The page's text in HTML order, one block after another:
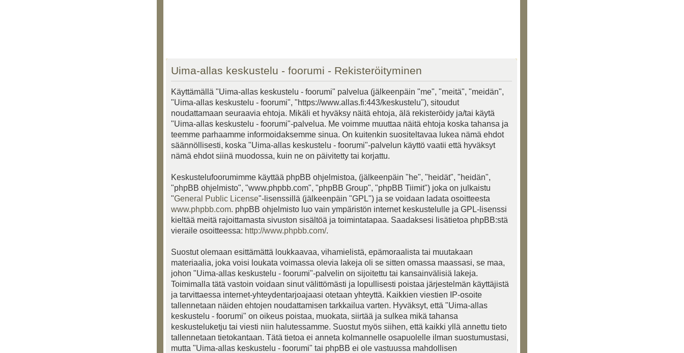
Uima-allas keskustelu - foorumi - Rekisteröityminen
Käyttämällä "Uima-allas keskustelu - foorumi" palvelua (jälkeenpäin "me", "meitä", "meidän",
"Uima-allas keskustelu - foorumi", "https://www.allas.fi:443/keskustelu"), sitoudut
noudattamaan seuraavia ehtoja. Mikäli et hyväksy näitä ehtoja, älä rekisteröidy ja/tai käytä
"Uima-allas keskustelu - foorumi"-palvelua. Me voimme muuttaa näitä ehtoja koska tahansa ja
teemme parhaamme informoidaksemme sinua. On kuitenkin suositeltavaa lukea nämä ehdot
säännöllisesti, koska "Uima-allas keskustelu - foorumi"-palvelun käyttö vaatii että hyväksyt
nämä ehdot siinä muodossa, kuin ne on päivitetty tai korjattu.
Keskustelufoorumimme käyttää phpBB ohjelmistoa, (jälkeenpäin "he", "heidät", "heidän",
"phpBB ohjelmisto", "www.phpbb.com", "phpBB Group", "phpBB Tiimit") joka on julkaistu
"General Public License"-lisenssillä (jälkeenpäin "GPL") ja se voidaan ladata osoitteesta
www.phpbb.com. phpBB ohjelmisto luo vain ympäristön internet keskustelulle ja GPL-lisenssi
kieltää meitä rajoittamasta sivuston sisältöä ja toimintatapaa. Saadaksesi lisätietoa phpBB:stä
vieraile osoitteessa: http://www.phpbb.com/.
Suostut olemaan esittämättä loukkaavaa, vihamielistä, epämoraalista tai muutakaan
materiaalia, joka voisi loukata voimassa olevia lakeja oli se sitten omassa maassasi, se maa,
johon "Uima-allas keskustelu - foorumi"-palvelin on sijoitettu tai kansainvälisiä lakeja.
Toimimalla tätä vastoin voidaan sinut välittömästi ja lopullisesti poistaa järjestelmän käyttäjistä
ja tarvittaessa internet-yhteydentarjoajaasi otetaan yhteyttä. Kaikkien viestien IP-osoite
tallennetaan näiden ehtojen noudattamisen tarkkailua varten. Hyväksyt, että "Uima-allas
keskustelu - foorumi" on oikeus poistaa, muokata, siirtää ja sulkea mikä tahansa
keskusteluketju tai viesti niin halutessamme. Suostut myös siihen, että kaikki yllä annettu tieto
tallennetaan tietokantaan. Tätä tietoa ei anneta kolmannelle osapuolelle ilman suostumustasi,
mutta "Uima-allas keskustelu - foorumi" tai phpBB ei ole vastuussa mahdollisen